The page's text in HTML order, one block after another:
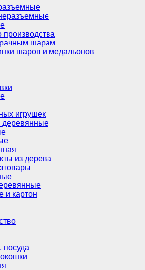
шарам
шаров и медальонов
игрушек
деревянные
из дерева
и картон
посуда